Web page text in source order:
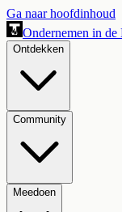
Ga naar hoofdinhoud
Ondernemen in de
Ontdekken
Community
Meedoen